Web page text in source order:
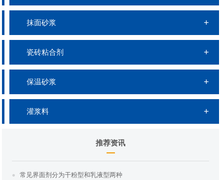
抹面砂浆
瓷砖粘合剂
保温砂浆
灌浆料
推荐资讯
常见界面剂分为干粉型和乳液型两种